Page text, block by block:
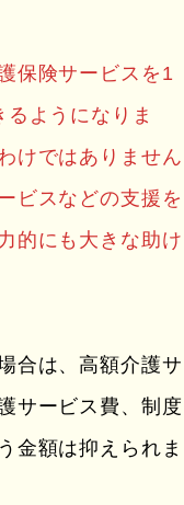
保険サービスを1
ようになりま
けではありません
ビスなどの支援を
的にも大きな助け
合は、高額介護サ
サービス費、制度
金額は抑えられま